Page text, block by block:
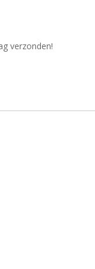
verzonden!